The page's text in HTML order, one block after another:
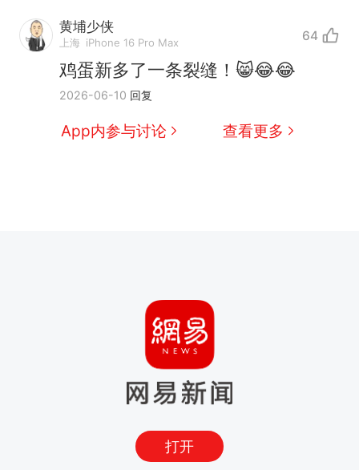
黄埔少侠
上海 iPhone 16 Pro Max 64
鸡蛋新多了一条裂缝！😸😂😂
2026-06-10 回复
App内参与讨论 查看更多
打开